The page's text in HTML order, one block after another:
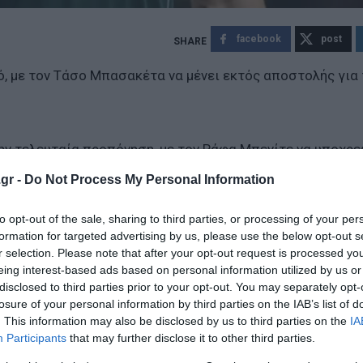
- Do Not Process My Personal Information
opt-out of the sale, sharing to third parties, or processing of your
for targeted advertising by us, please use the below opt-out
selection. Please note that after your opt-out request is processed
interest-based ads based on personal information utilized by us
to third parties prior to your opt-out. You may separately
of your personal information by third parties on the IAB’s list of
This information may also be disclosed by us to third parties on the
Participants that may further disclose it to other third parties.
facebook post
με τον Τάσο Μπασακέτα να μένει εκτός αποστολής για
τελευταία προπόνηση, με τον Ράφα Μπενίτε να
λόγω των ενοχλήσεων ενώ ατομικό έκαναν οι
Γέντβαϊ, Ντέσερς και Σισοκό.
του Μπενίτεθ για την αναμέτρηση είναι οι: Λαφόν,
Ζαρουρί, Αντίνο, Πάλμερ-Μπράουν, Τσέριν, Κοντούρης,
Βιλένα, Πάντοβιτς, Κυριακόπουλος, Γιάγκουσιτς.
τελικό του Basketball Champions League